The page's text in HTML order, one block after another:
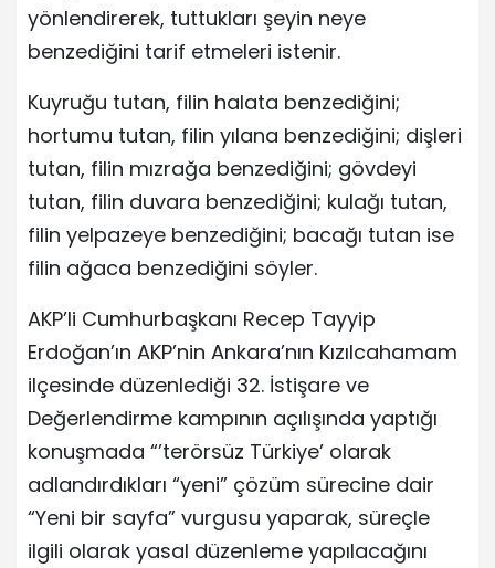
yönlendirerek, tuttukları şeyin neye
benzediğini tarif etmeleri istenir.
Kuyruğu tutan, filin halata benzediğini;
hortumu tutan, filin yılana benzediğini; dişleri
tutan, filin mızrağa benzediğini; gövdeyi
tutan, filin duvara benzediğini; kulağı tutan,
filin yelpazeye benzediğini; bacağı tutan ise
filin ağaca benzediğini söyler.
AKP’li Cumhurbaşkanı Recep Tayyip
Erdoğan’ın AKP’nin Ankara’nın Kızılcahamam
ilçesinde düzenlediği 32. İstişare ve
Değerlendirme kampının açılışında yaptığı
konuşmada “’terörsüz Türkiye’ olarak
adlandırdıkları “yeni” çözüm sürecine dair
“Yeni bir sayfa” vurgusu yaparak, süreçle
ilgili olarak yasal düzenleme yapılacağını